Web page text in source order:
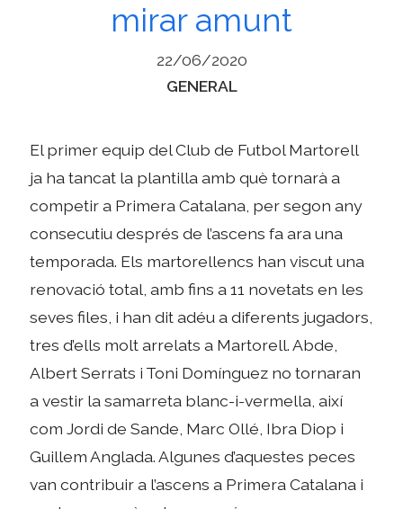
mirar amunt
22/06/2020
Categories
GENERAL
El primer equip del Club de Futbol Martorell
ja ha tancat la plantilla amb què tornarà a
competir a Primera Catalana, per segon any
consecutiu després de l’ascens fa ara una
temporada. Els martorellencs han viscut una
renovació total, amb fins a 11 novetats en les
seves files, i han dit adéu a diferents jugadors,
tres d’ells molt arrelats a Martorell. Abde,
Albert Serrats i Toni Domínguez no tornaran
a vestir la samarreta blanc-i-vermella, així
com Jordi de Sande, Marc Ollé, Ibra Diop i
Guillem Anglada. Algunes d’aquestes peces
van contribuir a l’ascens a Primera Catalana i